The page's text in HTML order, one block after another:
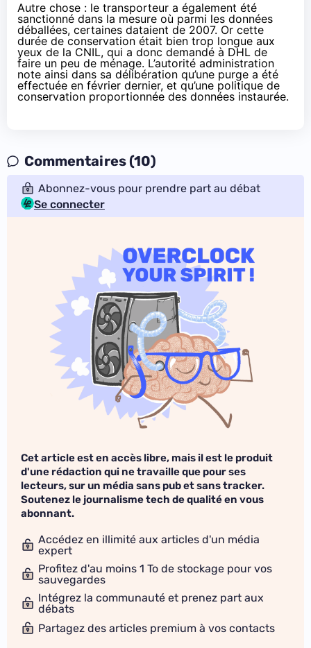
Autre chose : le transporteur a également été
sanctionné dans la mesure où parmi les données
déballées, certaines dataient de 2007. Or cette
durée de conservation était bien trop longue aux
yeux de la CNIL, qui a donc demandé à DHL de
faire un peu de ménage. L’autorité administration
note ainsi dans sa délibération qu’une purge a été
effectuée en février dernier, et qu’une politique de
conservation proportionnée des données instaurée.
Commentaires (10)
Abonnez-vous pour prendre part au débat
Se connecter
Cet article est en accès libre, mais il est le produit
d'une rédaction qui ne travaille que pour ses
lecteurs, sur un média sans pub et sans tracker.
Soutenez le journalisme tech de qualité en vous
abonnant.
Accédez en illimité aux articles d'un média
expert
Profitez d'au moins 1 To de stockage pour vos
sauvegardes
Intégrez la communauté et prenez part aux
débats
Partagez des articles premium à vos contacts